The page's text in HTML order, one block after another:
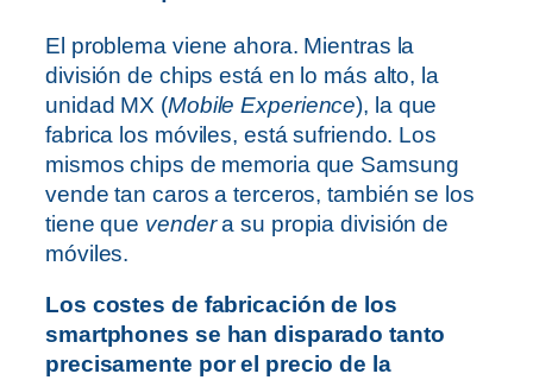
El problema viene ahora. Mientras la
división de chips está en lo más alto, la
unidad MX (Mobile Experience), la que
fabrica los móviles, está sufriendo. Los
mismos chips de memoria que Samsung
vende tan caros a terceros, también se los
tiene que vendera su propia división de
móviles.
Los costes de fabricación de los
smartphones se han disparado tanto
precisamente por el precio de la